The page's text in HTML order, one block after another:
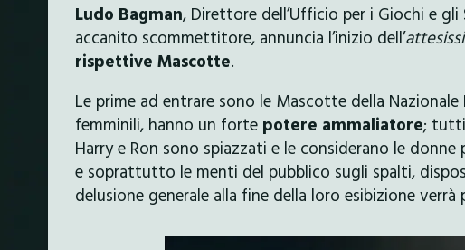
Ludo Bagman, Direttore dell’Ufficio per i Giochi e
accanito scommettitore, annuncia l’inizio dell’
rispettive Mascotte.
Le prime ad entrare sono le Mascotte della Nazionale
femminili, hanno un forte potere ammaliatore; tutti
Harry e Ron sono spiazzati e le considerano le
e soprattutto le menti del pubblico sugli spalti,
delusione generale alla fine della loro esibizione